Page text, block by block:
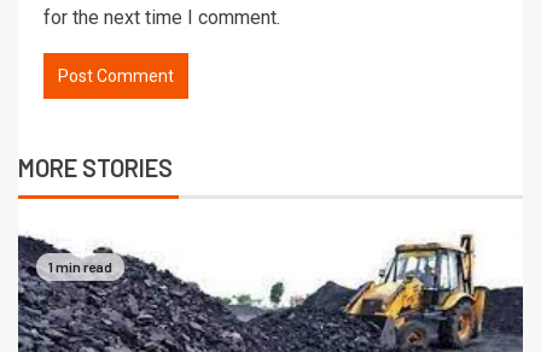
for the next time I comment.
MORE STORIES
1 min read